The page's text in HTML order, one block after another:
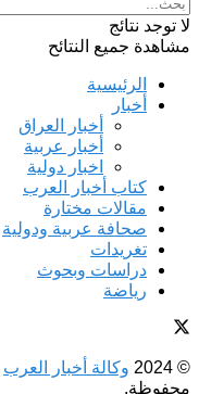
لا توجد نتائج
مشاهدة جميع النتائح
الرئيسية
أخبار
أخبار العراق
أخبار عربية
اخبار دولية
كتاب أخبار العرب
مقالات مختارة
صحافة عربية ودولية
تغريدات
دراسات وبحوث
رياضة
© 2024 وكالة أخبار العرب
محفوظة.